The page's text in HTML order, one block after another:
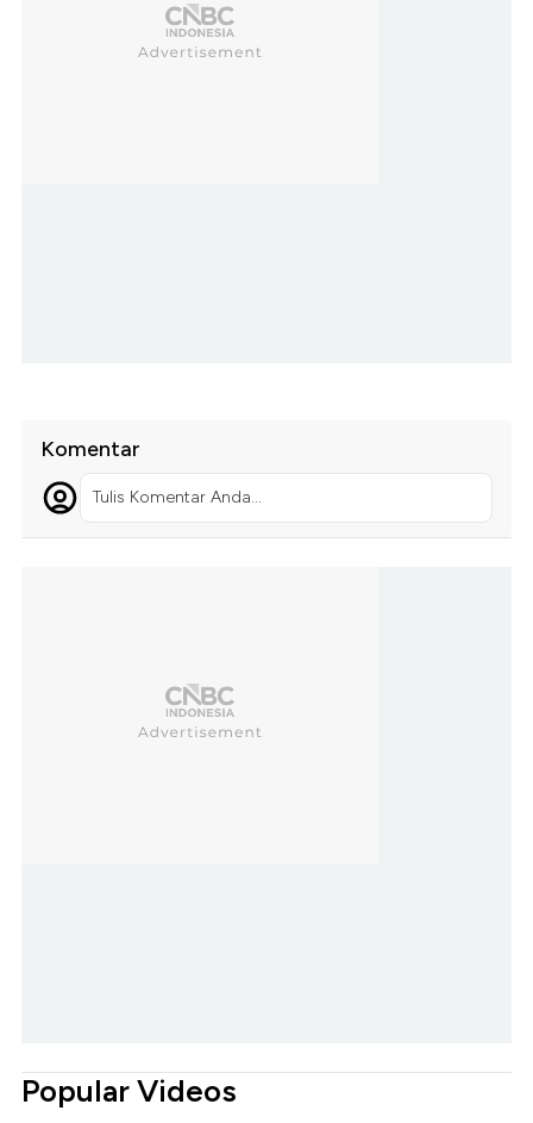
Komentar
Tulis Komentar Anda...
Popular Videos